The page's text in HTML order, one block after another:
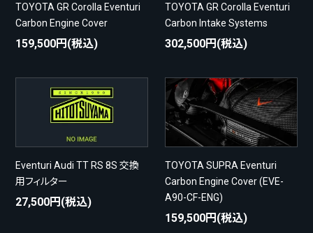
TOYOTA GR Corolla Eventuri
Carbon Engine Cover
159,500円(税込)
TOYOTA GR Corolla Eventuri
Carbon Intake Systems
302,500円(税込)
Eventuri Audi TT RS 8S 交換
用フィルター
27,500円(税込)
TOYOTA SUPRA Eventuri
Carbon Engine Cover (EVE-
A90-CF-ENG)
159,500円(税込)